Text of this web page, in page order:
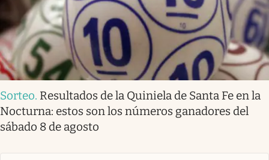
Sorteo. Resultados de la Quiniela de Santa Fe en la
Nocturna: estos son los números ganadores del
sábado 8 de agosto